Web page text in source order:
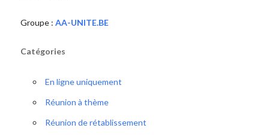
Groupe : AA-UNITE.BE
Catégories
En ligne uniquement
Réunion à thème
Réunion de rétablissement